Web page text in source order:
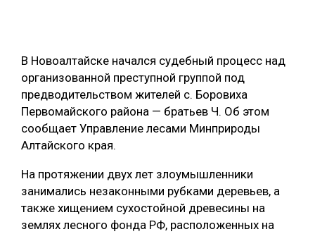
ЦИФРОВАЯ СРЕДА
БИОЭНЕРГЕТИКА
ЛЕСОВОССТАНОВЛЕНИЕ И ЗАЩИТА
ЛОГИСТИКА
ЦБП
КОМПЛЕКСНАЯ ПЕРЕРАБОТКА
РУБРИКИ
ТЕМАТИЧЕСКИЕ ПРОЕКТЫ
ПОДБОРКИ СТАТЕЙ
В Новоалтайске начался судебный процесс над
организованной преступной группой под
предводительством жителей с. Боровиха
Первомайского района — братьев Ч. Об этом
сообщает Управление лесами Минприроды
Алтайского края.
На протяжении двух лет злоумышленники
занимались незаконными рубками деревьев, а
также хищением сухостойной древесины на
землях лесного фонда РФ, расположенных на